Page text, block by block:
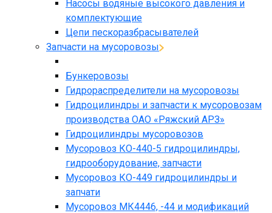
Насосы водяные высокого давления и
комплектующие
Цепи пескоразбрасывателей
Запчасти на мусоровозы
Бункеровозы
Гидрораспределители на мусоровозы
Гидроцилиндры и запчасти к мусоровозам
производства ОАО «Ряжский АРЗ»
Гидроцилиндры мусоровозов
Мусоровоз КО-440-5 гидроцилиндры,
гидрооборудование, запчасти
Мусоровоз КО-449 гидроцилиндры и
запчати
Мусоровоз МК4446, -44 и модификаций